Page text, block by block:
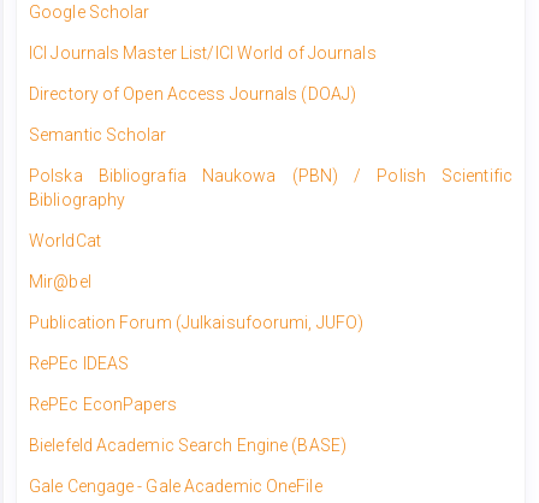
Google Scholar
ICI Journals Master List/ICI World of Journals​
Directory of Open Access Journals (DOAJ)
Semantic Scholar
Polska Bibliografia Naukowa (PBN) / Polish Scientific
Bibliography
WorldCat
Mir@bel
Publication Forum (Julkaisufoorumi, JUFO)
RePEc IDEAS
RePEc EconPapers
Bielefeld Academic Search Engine (BASE)
Gale Cengage - Gale Academic OneFile